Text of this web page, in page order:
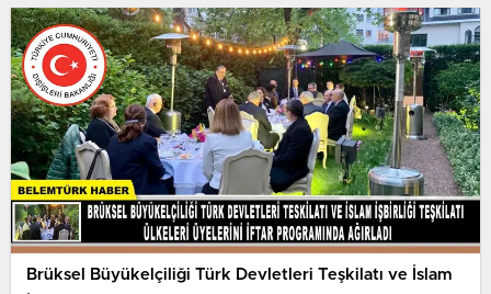
Brüksel Büyükelçiliği Türk Devletleri Teşkilatı ve İslam